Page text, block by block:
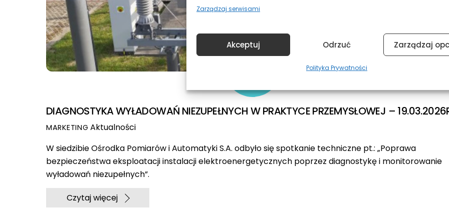
Zarządzaj serwisami
Akceptuj Odrzuć Zarządzaj
Polityka Prywatności
23
DIAGNOSTYKA WYŁADOWAŃ NIEZUPEŁNYCH W PRAKTYCE PRZEMYSŁOWEJ –
MARKETING Aktualności
W siedzibie Ośrodka Pomiarów i Automatyki S.A. odbyło się spotkanie techniczne pt.: „Poprawa
bezpieczeństwa eksploatacji instalacji elektroenergetycznych poprzez diagnostykę i monitorowanie
wyładowań niezupełnych”.
Czytaj więcej